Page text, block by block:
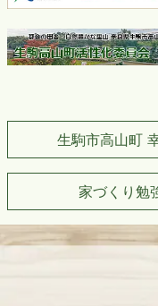
生駒市高山町
家づくり勉